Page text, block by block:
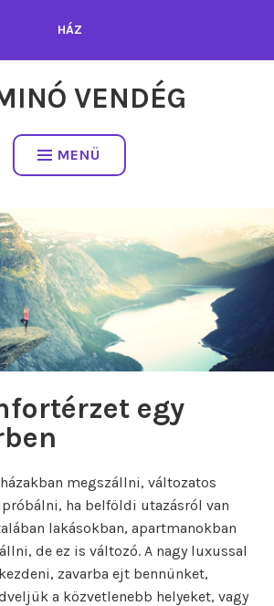
HÁZ
VENDÉG
MENÜ
egy
megszállni, változatos
ha belföldi utazásról van
lakásokban, apartmanokban
de ez is változó. A nagy luxussal
zavarba ejt bennünket,
a közvetlenebb helyeket, vagy